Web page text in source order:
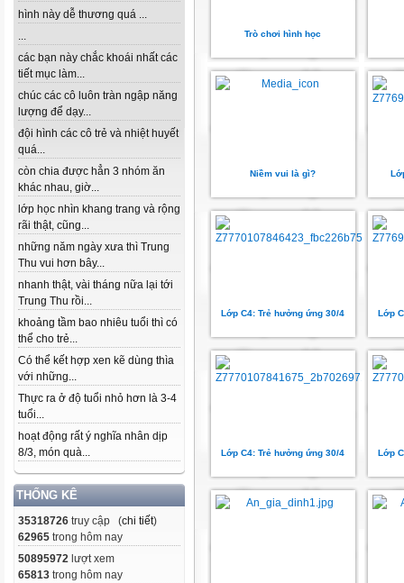
hình này dễ thương quá ...
...
các bạn này chắc khoái nhất các
tiết mục làm...
chúc các cô luôn tràn ngập năng
lượng để dạy...
đội hình các cô trẻ và nhiệt huyết
quá...
còn chia được hẳn 3 nhóm ăn
khác nhau, giờ...
lớp học nhìn khang trang và rộng
rãi thật, cũng...
những năm ngày xưa thì Trung
Thu vui hơn bây...
nhanh thật, vài tháng nữa lại tới
Trung Thu rồi...
khoảng tầm bao nhiêu tuổi thì có
thể cho trẻ...
Có thể kết hợp xen kẽ dùng thìa
với những...
Thực ra ở độ tuổi nhỏ hơn là 3-4
tuổi...
hoạt động rất ý nghĩa nhân dịp
8/3, món quà...
THỐNG KÊ
35318726 truy cập (chi tiết)
62965 trong hôm nay
50895972 lượt xem
65813 trong hôm nay
Trò chơi hình học
Niềm vui là gì?
Lớp C4: Trẻ hưởng ứng 30/4 Lớp
Lớp C4: Trẻ hưởng ứng 30/4 Lớp